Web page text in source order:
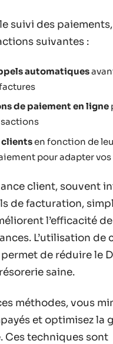
suivi des paiements,
suivantes :
automatiques
de paiement en ligne
clientsen fonction de
pour adapter vos
client, souvent
de facturation,
l’efficacité
L’utilisation de
de réduire le
saine.
méthodes, vous
et optimisez la
Ces techniques sont